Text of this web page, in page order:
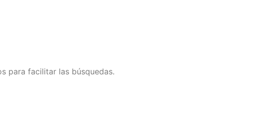
para facilitar las búsquedas.